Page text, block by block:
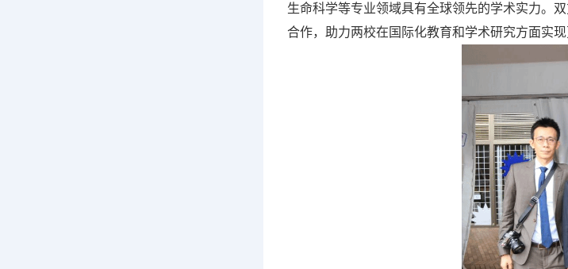
生命科学等专业领域具有全球领先的学术实力。
合作，助力两校在国际化教育和学术研究方面实现